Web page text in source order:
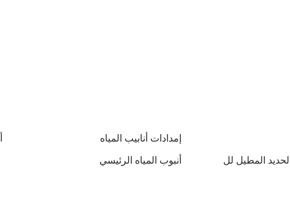
إمدادات أنابيب المياه
المطيل لل
أنبوب المياه الرئيسي